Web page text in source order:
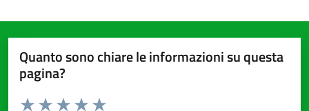
Quanto sono chiare le informazioni su questa
pagina?
Valuta da 1 a 5 stelle la pagina